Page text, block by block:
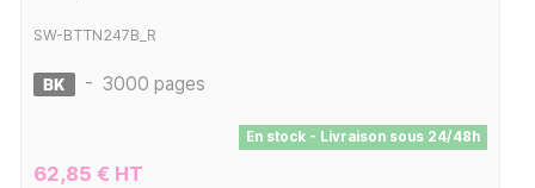
SW-BTTN247B_R
- 3000 pages
En stock - Livraison sous 24/48h
62,85 € HT